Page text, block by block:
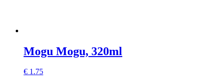
Mogu Mogu, 320ml
€ 1.75